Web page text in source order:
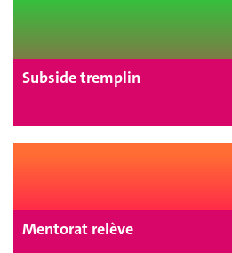
Subside tremplin
Mentorat relève